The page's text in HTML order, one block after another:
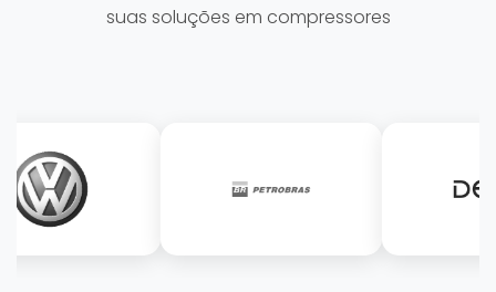
suas soluções em compressores